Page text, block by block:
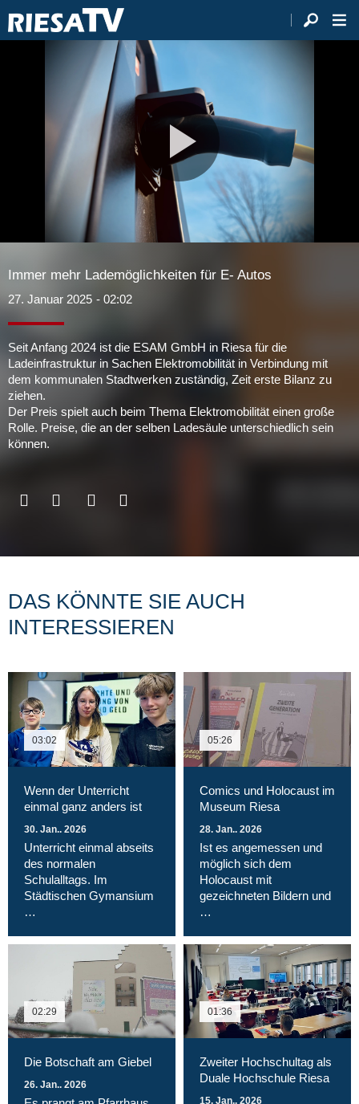
Video
Immer mehr Lademöglichkeiten für E- Autos
27. Januar 2025 - 02:02
Seit Anfang 2024 ist die ESAM GmbH in Riesa für die
Ladeinfrastruktur in Sachen Elektromobilität in Verbindung mit
dem kommunalen Stadtwerken zuständig, Zeit erste Bilanz zu
ziehen.
Der Preis spielt auch beim Thema Elektromobilität einen große
Rolle. Preise, die an der selben Ladesäule unterschiedlich sein
können.
DAS KÖNNTE SIE AUCH
INTERESSIEREN
03:02
Wenn der Unterricht
einmal ganz anders ist
30. Jan.. 2026
Unterricht einmal abseits
des normalen
Schulalltags. Im
Städtischen Gymansium
…
05:26
Comics und Holocaust im
Museum Riesa
28. Jan.. 2026
Ist es angemessen und
möglich sich dem
Holocaust mit
gezeichneten Bildern und
…
02:29
Die Botschaft am Giebel
26. Jan.. 2026
01:36
Zweiter Hochschultag als
Duale Hochschule Riesa
15. Jan.. 2026